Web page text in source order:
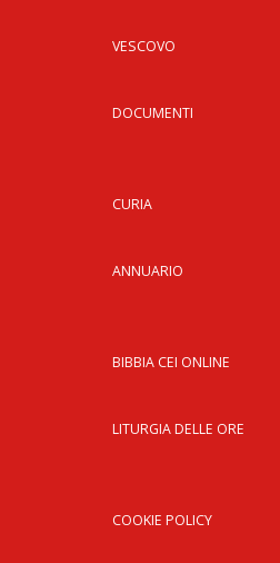
VESCOVO
DOCUMENTI
CURIA
ANNUARIO
BIBBIA CEI ONLINE
LITURGIA DELLE ORE
COOKIE POLICY